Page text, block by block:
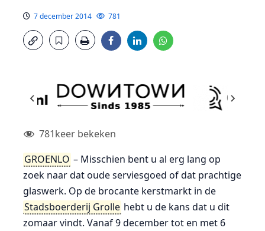
7 december 2014 781
781keer bekeken
GROENLO – Misschien bent u al erg lang op
zoek naar dat oude serviesgoed of dat prachtige
glaswerk. Op de brocante kerstmarkt in de
Stadsboerderij Grolle hebt u de kans dat u dit
zomaar vindt. Vanaf 9 december tot en met 6